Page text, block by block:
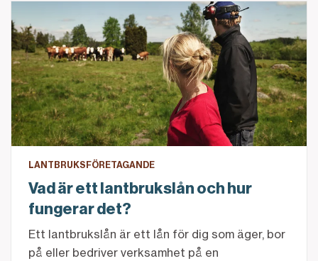
Vad är ett lantbrukslån och hur fungerar det?
LANTBRUKSFÖRETAGANDE
Vad är ett lantbrukslån och hur
fungerar det?
Ett lantbrukslån är ett lån för dig som äger, bor
på eller bedriver verksamhet på en